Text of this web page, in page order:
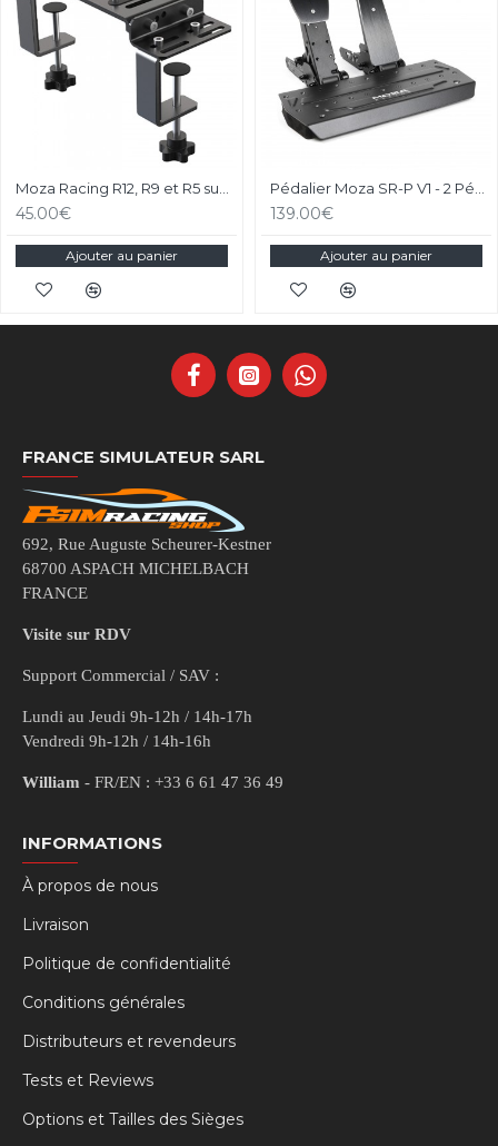
45.00€
Ajouter au panier
139.00€
Ajouter au panier
FRANCE SIMULATEUR SARL
692, Rue Auguste Scheurer-Kestner
68700 ASPACH MICHELBACH
FRANCE
Visite sur RDV
Support Commercial / SAV :
Lundi au Jeudi 9h-12h / 14h-17h
Vendredi 9h-12h / 14h-16h
William - FR/EN : +33 6 61 47 36 49
INFORMATIONS
À propos de nous
Livraison
Politique de confidentialité
Conditions générales
Distributeurs et revendeurs
Tests et Reviews
Options et Tailles des Sièges